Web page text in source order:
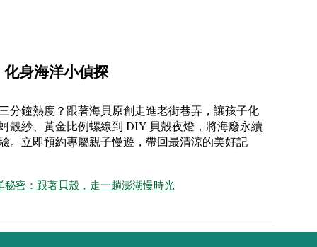
身海洋小偵探
分鐘熱度？跟著海貝原創走進老街巷弄，讓孩子化
殼紗、黃金比例螺線到 DIY 貝殼夜燈，將海廢永續
。立即預約專屬親子慢遊，帶回最清涼的美好記
秘密：跟著貝殼，走一趟澎湖慢時光